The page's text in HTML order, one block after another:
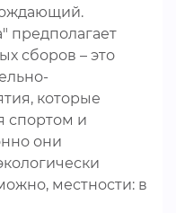
предполагает
сборов – это
которые
спортом и
они
местности: в